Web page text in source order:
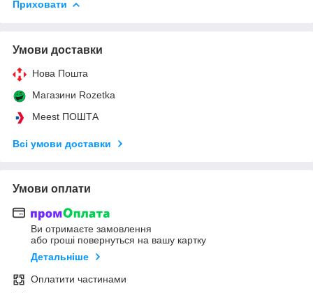
Приховати
Умови доставки
Нова Пошта
Магазини Rozetka
Meest ПОШТА
Всі умови доставки
Умови оплати
Ви отримаєте замовлення
або гроші повернуться на вашу картку
Детальніше
Оплатити частинами